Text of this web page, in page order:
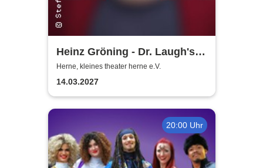
Heinz Gröning - Dr. Laugh's
beste Medizin
Herne, kleines theater herne e.V.
14.03.2027
20:00 Uhr